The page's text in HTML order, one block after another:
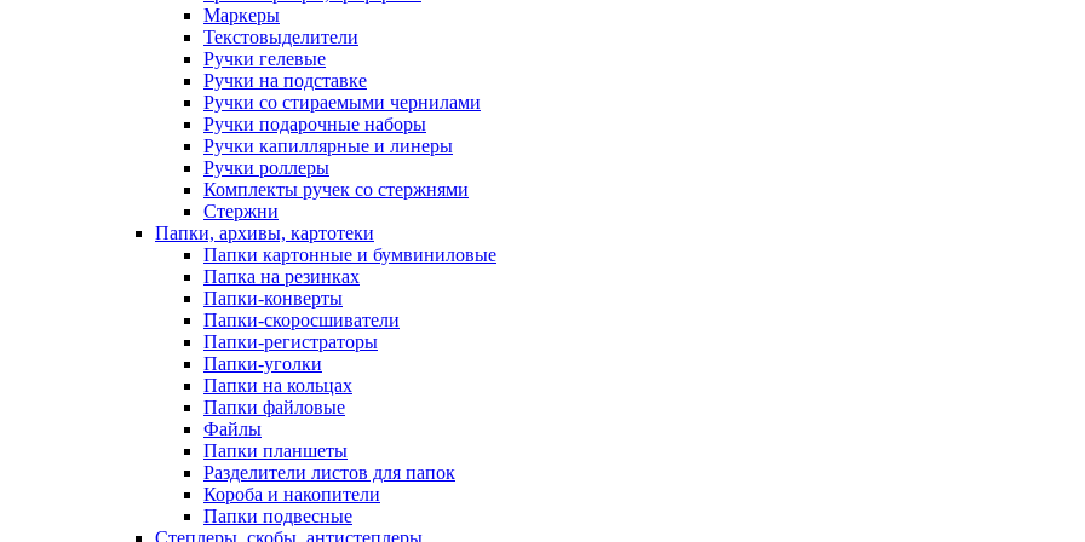
Маркеры
Текстовыделители
Ручки гелевые
Ручки на подставке
Ручки со стираемыми чернилами
Ручки подарочные наборы
Ручки капиллярные и линеры
Ручки роллеры
Комплекты ручек со стержнями
Стержни
Папки, архивы, картотеки
Папки картонные и бумвиниловые
Папка на резинках
Папки-конверты
Папки-скоросшиватели
Папки-регистраторы
Папки-уголки
Папки на кольцах
Папки файловые
Файлы
Папки планшеты
Разделители листов для папок
Короба и накопители
Папки подвесные
Степлеры, скобы, антистеплеры